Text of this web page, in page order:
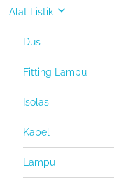
Alat Listik
Dus
Fitting Lampu
Isolasi
Kabel
Lampu